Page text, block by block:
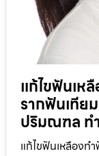
แก้ไขฟันเห
รากฟันเทีย
ปริมณฑล ท
แก้ไขฟันเหลืองท